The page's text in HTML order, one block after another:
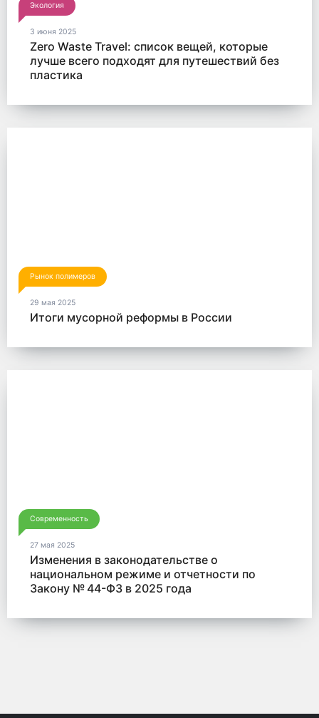
Экология
3 июня 2025
Zero Waste Travel: список вещей, которые
лучше всего подходят для путешествий без
пластика
Рынок полимеров
29 мая 2025
Итоги мусорной реформы в России
Современность
27 мая 2025
Изменения в законодательстве о
национальном режиме и отчетности по
Закону № 44-ФЗ в 2025 года